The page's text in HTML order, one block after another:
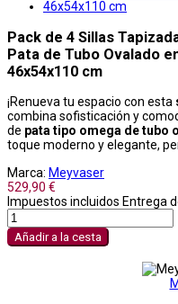
Pack de 4 Sillas
Pata de Tubo Ovalado
46x54x110 cm
¡Renueva tu espacio con esta
combina sofisticación y
de pata tipo omega de tubo
toque moderno y elegante,
Marca: Meyvaser
529,90 €
Impuestos incluidos Entrega
Añadir a la cesta